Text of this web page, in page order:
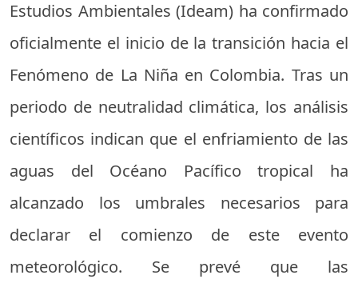
Estudios Ambientales (Ideam) ha confirmado
oficialmente el inicio de la transición hacia el
Fenómeno de La Niña en Colombia. Tras un
periodo de neutralidad climática, los análisis
científicos indican que el enfriamiento de las
aguas del Océano Pacífico tropical ha
alcanzado los umbrales necesarios para
declarar el comienzo de este evento
meteorológico. Se prevé que las